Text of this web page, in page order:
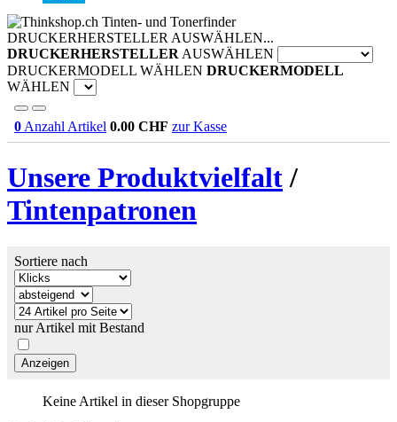
Tinten- und Tonerfinder
DRUCKERHERSTELLER AUSWÄHLEN...
DRUCKERHERSTELLER AUSWÄHLEN
DRUCKERMODELL WÄHLEN DRUCKERMODELL
WÄHLEN
0 Anzahl Artikel 0.00 CHF zur Kasse
Unsere Produktvielfalt/
Tintenpatronen
Sortiere nach
nur Artikel mit Bestand
Keine Artikel in dieser Shopgruppe